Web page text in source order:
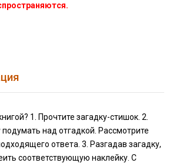
1. Прочтите загадку-стишок. 2.
над отгадкой. Рассмотрите
ответа. 3. Разгадав загадку,
соответствующую наклейку. С